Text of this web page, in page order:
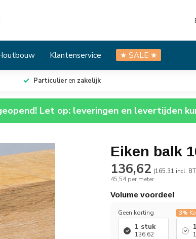
Klantenservice ★ SALE ★
Particulieren zakelijk
Let op: leveringen en levertijden
Eiken balk
136,62 (165.31 incl.
45,54 per meter
Volume voordeel
Geen korting
1 stuk
136,62
3%